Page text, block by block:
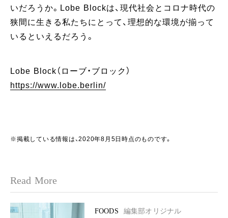
いだろうか。Lobe Blockは、現代社会とコロナ時代の
狭間に生きる私たちにとって、理想的な環境が揃って
いるといえるだろう。
Lobe Block（ローブ・ブロック）
https://www.lobe.berlin/
※掲載している情報は、2020年8月5日時点のものです。
Read More
FOODS
編集部オリジナル